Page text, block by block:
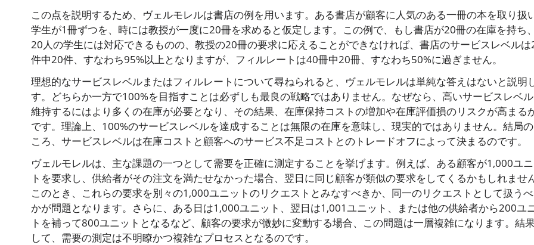
この点を説明するため、ヴェルモレルは書店の例を用います。ある書店が顧客に人気のある一冊の本を取り扱い
学生が1冊ずつを、時には教授が一度に20冊を求めると仮定します。この例で、もし書店が20冊の在庫を持ち、
20人の学生には対応できるものの、教授の20冊の要求に応えることができなければ、書店のサービスレベルは
件中20件、すなわち95%以上となりますが、フィルレートは40冊中20冊、すなわち50%に過ぎません。
理想的なサービスレベルまたはフィルレートについて尋ねられると、ヴェルモレルは単純な答えはないと説明
す。どちらか一方で100%を目指すことは必ずしも最良の戦略ではありません。なぜなら、高いサービスレベ
維持するにはより多くの在庫が必要となり、その結果、在庫保持コストの増加や在庫評価損のリスクが高まる
です。理論上、100%のサービスレベルを達成することは無限の在庫を意味し、現実的ではありません。結局
ころ、サービスレベルは在庫コストと顧客へのサービス不足コストとのトレードオフによって決まるのです。
ヴェルモレルは、主な課題の一つとして需要を正確に測定することを挙げます。例えば、ある顧客が1,000ユ
トを要求し、供給者がその注文を満たせなかった場合、翌日に同じ顧客が類似の要求をしてくるかもしれません
このとき、これらの要求を別々の1,000ユニットのリクエストとみなすべきか、同一のリクエストとして扱う
かが問題となります。さらに、ある日は1,000ユニット、翌日は1,001ユニット、または他の供給者から200ユ
トを補って800ユニットとなるなど、顧客の要求が微妙に変動する場合、この問題は一層複雑になります。結
して、需要の測定は不明瞭かつ複雑なプロセスとなるのです。